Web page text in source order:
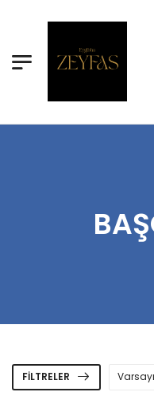
FILTRELER